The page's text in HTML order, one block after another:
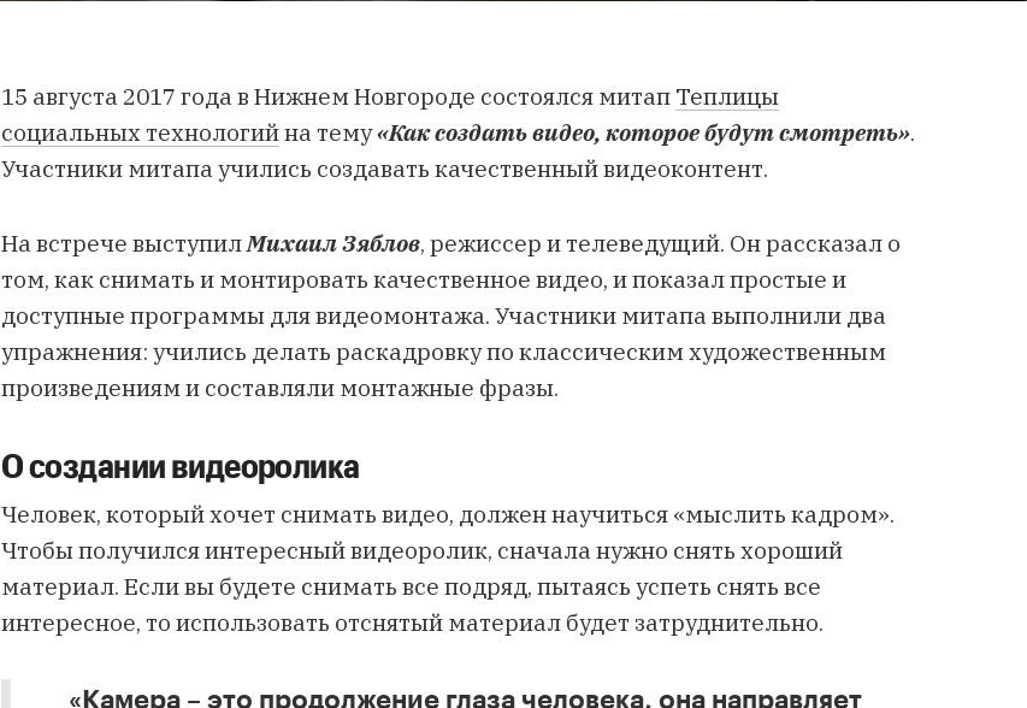
15 августа 2017 года в Нижнем Новгороде состоялся митап Теплицы
социальных технологийна тему«Как создать видео, которое будут смотреть».
Участники митапа учились создавать качественный видеоконтент.
На встрече выступилМихаил Зяблов, режиссер и телеведущий. Он рассказал о
том, как снимать и монтировать качественное видео, и показал простые и
доступные программы для видеомонтажа. Участники митапа выполнили два
упражнения: учились делать раскадровку по классическим художественным
произведениям и составляли монтажные фразы.
О создании видеоролика
Человек, который хочет снимать видео, должен научиться «мыслить кадром».
Чтобы получился интересный видеоролик, сначала нужно снять хороший
материал. Если вы будете снимать все подряд, пытаясь успеть снять все
интересное, то использовать отснятый материал будет затруднительно.
«Камера – это продолжение глаза человека, она направляет